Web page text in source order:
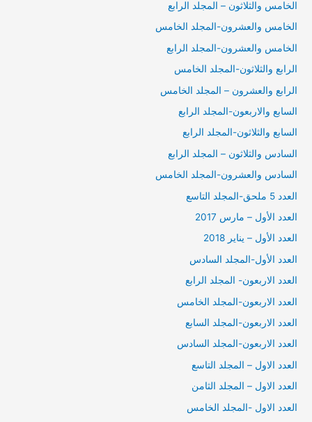
الخامس والثلاثون – المجلد الرابع
الخامس والعشرون-المجلد الخامس
الخامس والعشرون-المجلد الرابع
الرابع والثلاثون-المجلد الخامس
الرابع والعشرون – المجلد الخامس
السابع والاربعون-المجلد الرابع
السابع والثلاثون-المجلد الرابع
السادس والثلاثون – المجلد الرابع
السادس والعشرون-المجلد الخامس
العدد 5 ملحق-المجلد التاسع
العدد الأول – مارس 2017
العدد الأول – يناير 2018
العدد الأول-المجلد السادس
العدد الاربعون- المجلد الرابع
العدد الاربعون-المجلد الخامس
العدد الاربعون-المجلد السابع
العدد الاربعون-المجلد السادس
العدد الاول – المجلد التاسع
العدد الاول – المجلد الثامن
العدد الاول -المجلد الخامس